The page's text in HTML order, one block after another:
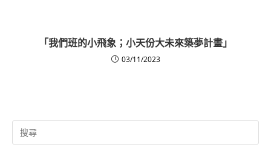
「我們班的小飛象；小天份大未來築夢計畫」
03/11/2023
Search
for: